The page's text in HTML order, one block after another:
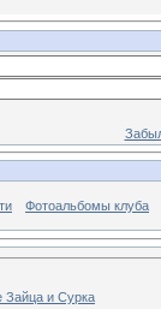
Фотоальбомы клуба
Зайца и Сурка